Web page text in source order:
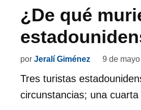
¿De qué
por Jeralí Giménez 9 de
Tres turistas
circunstancias; una